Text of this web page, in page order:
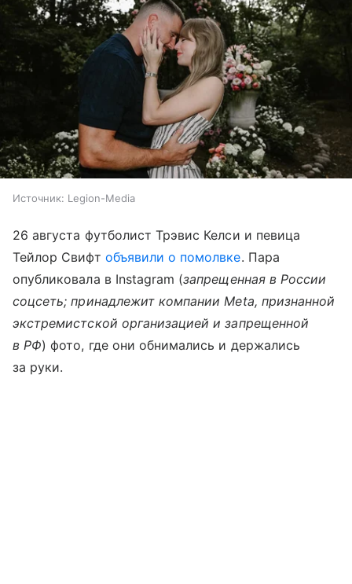
Источник: Legion-Media
26 августа футболист Трэвис Келси и певица
Тейлор Свифт объявили о помолвке. Пара
опубликовала в Instagram (запрещенная в России
соцсеть; принадлежит компании Meta, признанной
экстремистской организацией и запрещенной
в РФ) фото, где они обнимались и держались
за руки.